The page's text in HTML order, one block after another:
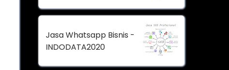
Jasa Whatsapp Bisnis -
INDODATA2020